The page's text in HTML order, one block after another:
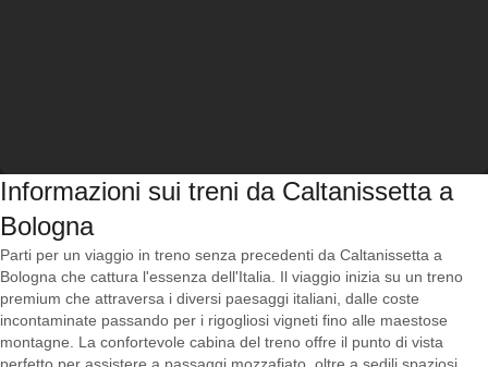
Informazioni sui treni da Caltanissetta a
Bologna
Parti per un viaggio in treno senza precedenti da Caltanissetta a
Bologna che cattura l'essenza dell'Italia. Il viaggio inizia su un treno
premium che attraversa i diversi paesaggi italiani, dalle coste
incontaminate passando per i rigogliosi vigneti fino alle maestose
montagne. La confortevole cabina del treno offre il punto di vista